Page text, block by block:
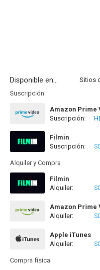
Disponible en...
Suscripción
Amazon Prime
Suscripción:
Filmin
Disponible hasta
Suscripción:
Alquiler y Compra
Filmin
Disponible hasta
Alquiler:
Amazon Prime
Alquiler:
Apple iTunes
Alquiler:
Compra física